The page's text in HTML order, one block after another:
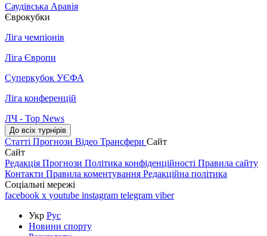
Саудівська Аравія
Єврокубки
Ліга чемпіонів
Ліга Європи
Суперкубок УЄФА
Ліга конференцій
ЛЧ - Top News
До всіх турнірів
Статті Прогнози Відео Трансфери Сайт
Сайт
Редакція Прогнози Політика конфіденційності Правила сайту
Контакти Правила коментування Редакційна політика
Соціальні мережі
facebook x youtube instagram telegram viber
Укр Рус
Новини спорту